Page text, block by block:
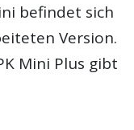
befindet sich
Version.
Mini Plus gibt